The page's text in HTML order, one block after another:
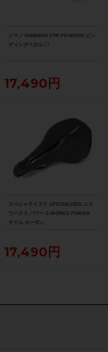
シマノ SHIMANO XTR PD-M9200 ビン
ディングペダル 〇
17,490円
スペシャライズド SPECIALIZED エス
ワークス パワー S-WORKS POWER
サドル カーボン
17,490円